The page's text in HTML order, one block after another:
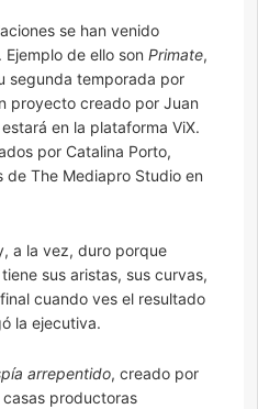
se han venido
de ello son Primate,
segunda temporada por
proyecto creado por Juan
en la plataforma ViX.
por Catalina Porto,
de The Mediapro Studio en
a la vez, duro porque
sus aristas, sus curvas,
cuando ves el resultado
la ejecutiva.
arrepentido, creado por
casas productoras